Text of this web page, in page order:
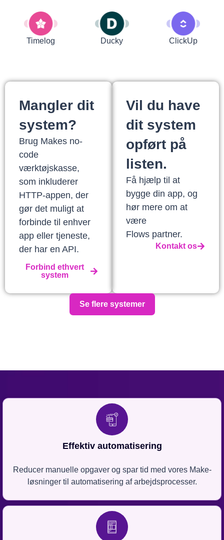
Timelog Ducky ClickUp
Mangler dit
system?
Brug Makes no-
code
værktøjskasse,
som inkluderer
HTTP-appen, der
gør det muligt at
forbinde til enhver
app eller tjeneste,
der har en API.
Forbind ethvert
system
Vil du have
dit system
opført på
listen.
Få hjælp til at
bygge din app, og
hør mere om at
være
Flows partner.
Kontakt os
Se flere systemer
Effektiv automatisering
Reducer manuelle opgaver og spar tid med vores Make-
løsninger til automatisering af arbejdsprocesser.